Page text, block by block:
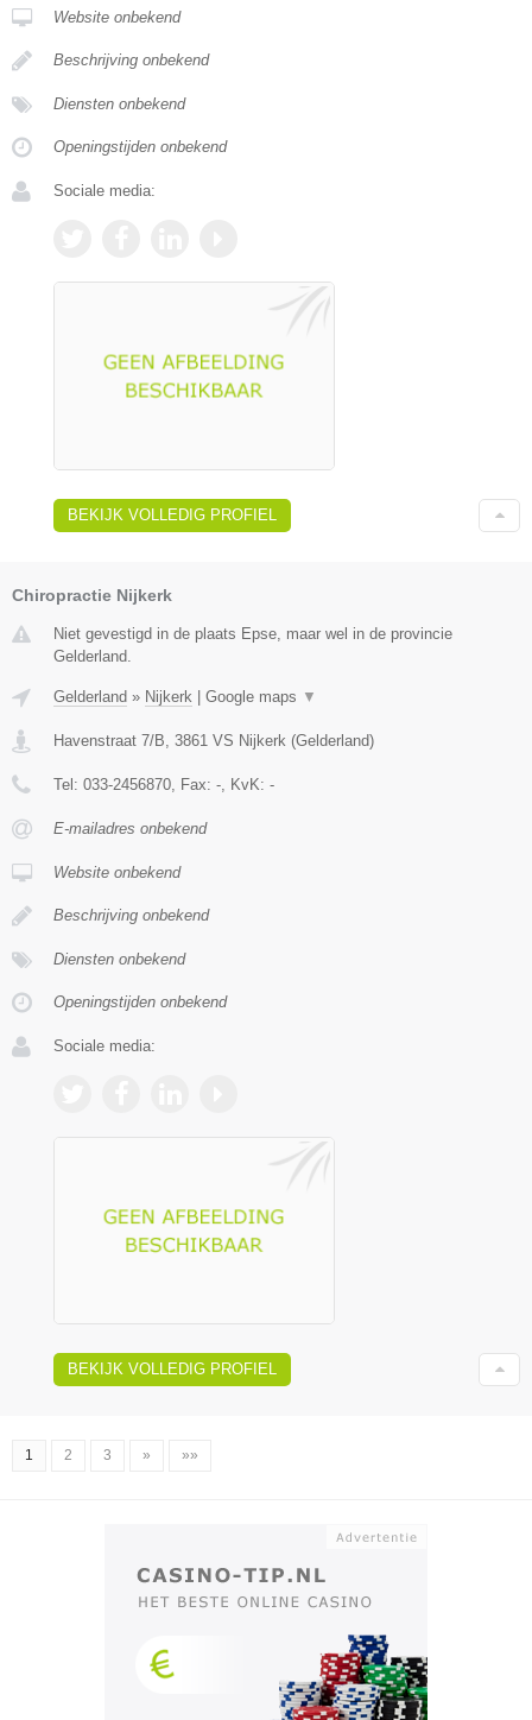
Website onbekend
Beschrijving onbekend
Diensten onbekend
Openingstijden onbekend
Sociale media:
BEKIJK VOLLEDIG PROFIEL
Chiropractie Nijkerk
Niet gevestigd in de plaats Epse, maar wel in de provincie
Gelderland.
Gelderland » Nijkerk Google maps ▼
Havenstraat 7/B 3861 VS Nijkerk (Gelderland)
Tel: 033-2456870 , Fax: - , KvK: -
E-mailadres onbekend
Website onbekend
Beschrijving onbekend
Diensten onbekend
Openingstijden onbekend
Sociale media:
BEKIJK VOLLEDIG PROFIEL
1 2 3 » »»